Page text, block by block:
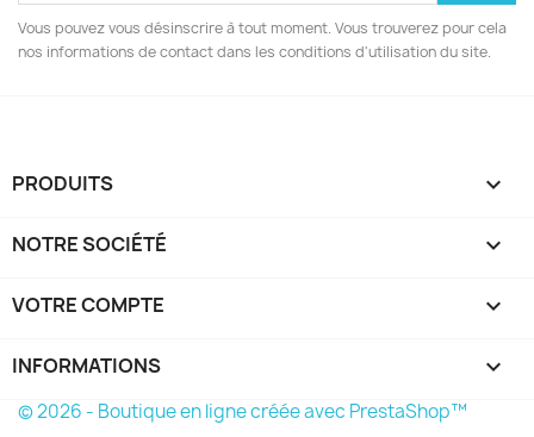
Vous pouvez vous désinscrire à tout moment. Vous trouverez pour cela
nos informations de contact dans les conditions d'utilisation du site.
PRODUITS 
NOTRE SOCIÉTÉ 
VOTRE COMPTE 
INFORMATIONS keyboard_arrow_down
© 2026 - Boutique en ligne créée avec PrestaShop™